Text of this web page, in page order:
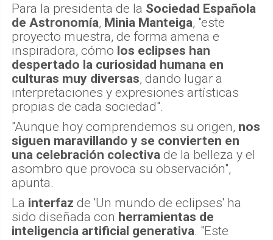
Para la presidenta de la Sociedad Española
de Astronomía, Minia Manteiga, "este
proyecto muestra, de forma amena e
inspiradora, cómo los eclipses han
despertado la curiosidad humana en
culturas muy diversas, dando lugar a
interpretaciones y expresiones artísticas
propias de cada sociedad".
"Aunque hoy comprendemos su origen, nos
siguen maravillando y se convierten en
una celebración colectiva de la belleza y el
asombro que provoca su observación",
apunta.
La interfaz de 'Un mundo de eclipses' ha
sido diseñada con herramientas de
inteligencia artificial generativa. "Este